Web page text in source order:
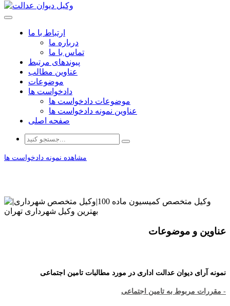
ارتباط با ما
درباره ما
تماس با ما
پیوندهای مرتبط
عناوین مطالب
موضوعات
دادخواست ها
موضوعات دادخواست ها
عناوین نمونه دادخواست ها
صفحه اصلی
مشاهده نمونه دادخواست ها
عناوین و موضوعات
نمونه آرای دیوان عدالت اداری در مورد مطالبات تامین اجتماعی
- مقررات مربوط به تامین اجتماعی